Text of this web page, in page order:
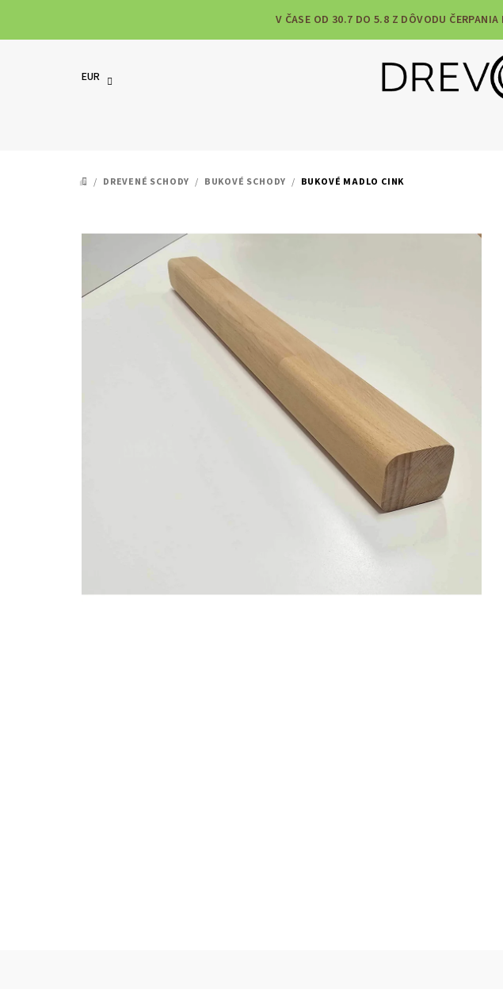
V ČASE OD 30.7 DO 5.8 Z DÔVODU
EUR
DOMOV
/ DREVENÉ SCHODY / BUKOVÉ SCHODY / BUKOVÉ MADLO CINK